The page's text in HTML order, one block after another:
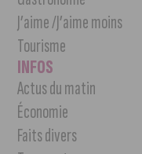
J’aime /J’aime moins
Tourisme
INFOS
Actus du matin
Économie
Faits divers